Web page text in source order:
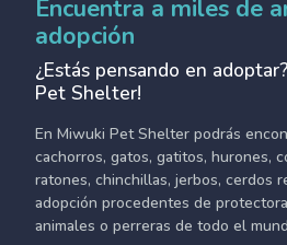
Encuentra a miles de
adopción
¿Estás pensando en
Pet Shelter!
En Miwuki Pet Shelter podrás
cachorros, gatos, gatitos, hurones,
ratones, chinchillas, jerbos, cerdos
adopción procedentes de
animales o perreras de todo el